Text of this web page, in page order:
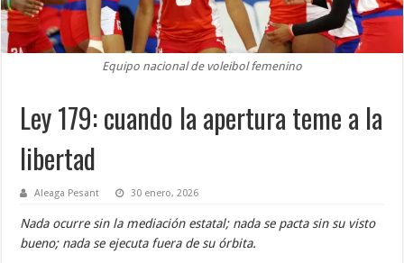
Equipo nacional de voleibol femenino
Ley 179: cuando la apertura teme a la
libertad
Aleaga Pesant 30 enero, 2026
Nada ocurre sin la mediación estatal; nada se pacta sin su visto
bueno; nada se ejecuta fuera de su órbita.